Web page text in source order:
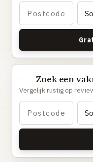
Stroom uitgevallen
Buitengesloten
VERBOUW
Badkamer renovatie
Keuken vervangen
Dakkapel plaatsen
Dak renovatie
TUIN
Tuin aanleg of renovatie
Zoek een
Vergelijk rustig op